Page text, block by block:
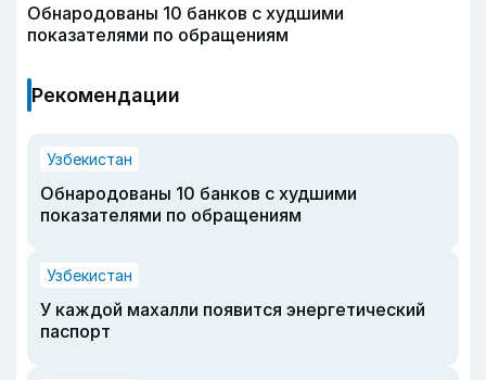
Обнародованы 10 банков с худшими
показателями по обращениям
Рекомендации
Узбекистан
Обнародованы 10 банков с худшими
показателями по обращениям
Узбекистан
У каждой махалли появится энергетический
паспорт